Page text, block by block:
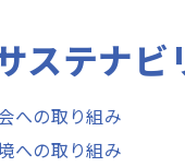
ステナビ
への取り組み
への取り組み